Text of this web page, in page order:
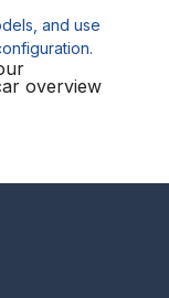
and use